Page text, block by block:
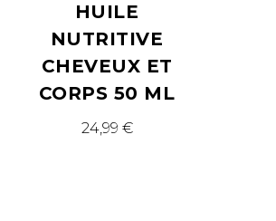
HUILE
NUTRITIVE
CHEVEUX ET
CORPS 50 ML
24,99 €